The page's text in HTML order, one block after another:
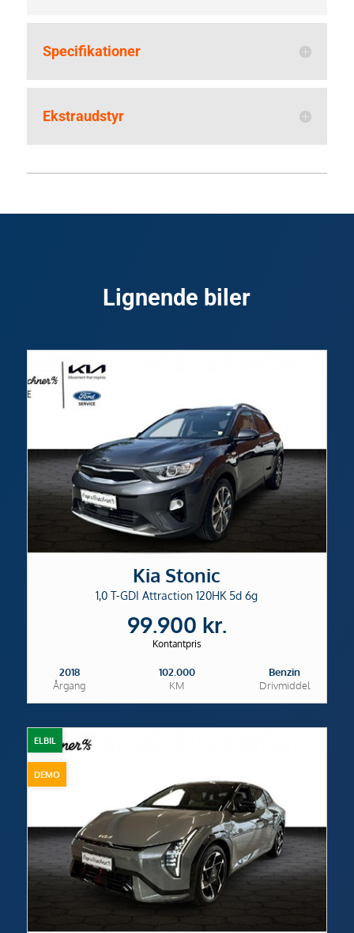
Specifikationer
Ekstraudstyr
Lignende biler
Kia Stonic
1,0 T-GDI Attraction 120HK 5d 6g
99.900 kr.
Kontantpris
2018
Årgang
102.000
KM
Benzin
Drivmiddel
ELBIL
DEMO